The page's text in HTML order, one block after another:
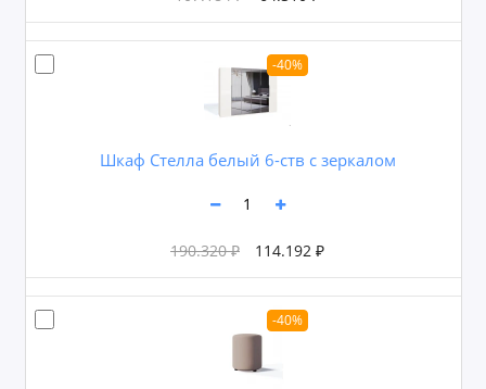
-40%
Шкаф Стелла белый 6-ств с зеркалом
190.320 ₽ 114.192 ₽
-40%